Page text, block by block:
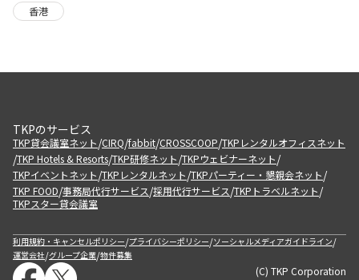
香港
TKPのサービス
TKP貸会議室ネット/CIRQ/fabbit/CROSSCOOP/TKPレンタルオフィスネット
/TKP Hotels & Resorts/TKP研修ネット/TKPウェビナーネット/
TKPイベントネット/TKPレンタルネット/TKPパーティー・懇親会ネット/
TKP FOOD/事務局代行サービス/採用代行サービス/TKPトラベルネット/
TKPスター貸会議室
利用規約・キャンセルポリシー/プライバシーポリシー/ソーシャルメディアガイドライン/
運営会社/グループ企業/物件募集
(C) TKP Corporation